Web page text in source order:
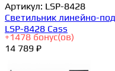
Артикул: LSP-8428
Светильник линейно-
LSP-8428 Cass
+1478 бонус(ов)
14 789 ₽